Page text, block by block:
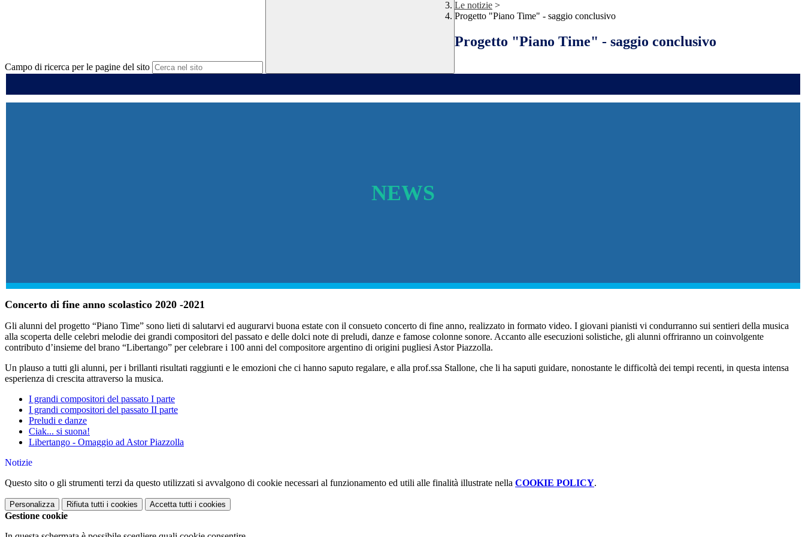
Campo di ricerca per le pagine del sito
Le notizie >
Progetto "Piano Time" - saggio conclusivo
Progetto "Piano Time" - saggio conclusivo
NEWS
Concerto di fine anno scolastico 2020 -2021
Gli alunni del progetto “Piano Time” sono lieti di salutarvi ed augurarvi buona estate con il consueto concerto di fine anno, realizzato in formato video. I giovani pianisti vi condurranno sui sentieri della musica
alla scoperta delle celebri melodie dei grandi compositori del passato e delle dolci note di preludi, danze e famose colonne sonore. Accanto alle esecuzioni solistiche, gli alunni offriranno un coinvolgente
contributo d’insieme del brano “Libertango” per celebrare i 100 anni del compositore argentino di origini pugliesi Astor Piazzolla.
Un plauso a tutti gli alunni, per i brillanti risultati raggiunti e le emozioni che ci hanno saputo regalare, e alla prof.ssa Stallone, che li ha saputi guidare, nonostante le difficoltà dei tempi recenti, in questa intensa
esperienza di crescita attraverso la musica.
I grandi compositori del passato I parte
I grandi compositori del passato II parte
Preludi e danze
Ciak... si suona!
Libertango - Omaggio ad Astor Piazzolla
Notizie
Questo sito o gli strumenti terzi da questo utilizzati si avvalgono di cookie necessari al funzionamento ed utili alle finalità illustrate nella COOKIE POLICY.
Personalizza Rifiuta tutti i cookies Accetta tutti i cookies
Gestione cookie